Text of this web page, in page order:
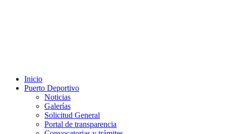
Inicio
Puerto Deportivo
Noticias
Galerías
Solicitud General
Portal de transparencia